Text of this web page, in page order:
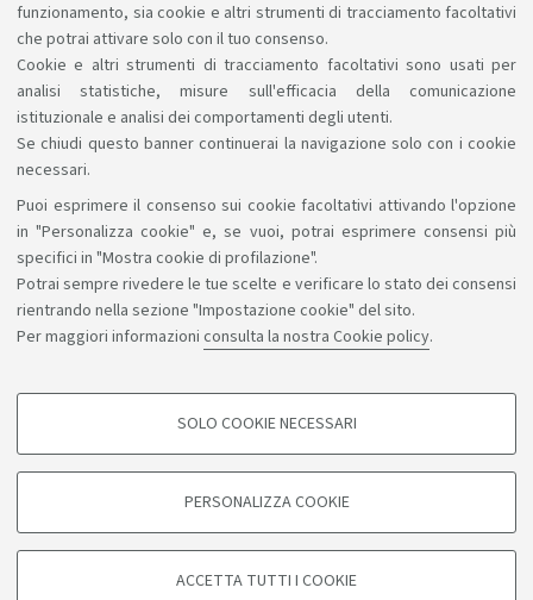
funzionamento, sia cookie e altri strumenti di tracciamento facoltativi
che potrai attivare solo con il tuo consenso.
Cookie e altri strumenti di tracciamento facoltativi sono usati per
analisi statistiche, misure sull'efficacia della comunicazione
istituzionale e analisi dei comportamenti degli utenti.
Se chiudi questo banner continuerai la navigazione solo con i cookie
necessari.
Puoi esprimere il consenso sui cookie facoltativi attivando l'opzione
in "Personalizza cookie" e, se vuoi, potrai esprimere consensi più
specifici in "Mostra cookie di profilazione".
Potrai sempre rivedere le tue scelte e verificare lo stato dei consensi
rientrando nella sezione "Impostazione cookie" del sito.
Per maggiori informazioni consulta la nostra Cookie policy.
COOKIE DI PROFILAZIONE - FACOLTATIVI
degli utenti, creare profili in base al loro comportamento sul sito, per analisi
di marketing.
SOLO COOKIE NECESSARI
PERSONALIZZA COOKIE
ACCETTA TUTTI I COOKIE
Sosteniamo il diritto alla conoscenza
Seguici su:
Bologna - Via Zamboni, 33 - 40126 Bologna - PI: 01131710376 -
CF: 80007010376
Note legali Informazioni sul sito e accessibilità